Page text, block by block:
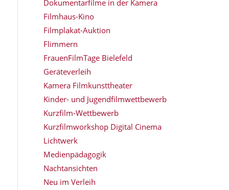
Dokumentarfilme in der Kamera
Filmhaus-Kino
Filmplakat-Auktion
Flimmern
FrauenFilmTage Bielefeld
Geräteverleih
Kamera Filmkunsttheater
Kinder- und Jugendfilmwettbewerb
Kurzfilm-Wettbewerb
Kurzfilmworkshop Digital Cinema
Lichtwerk
Medienpädagogik
Nachtansichten
Neu im Verleih